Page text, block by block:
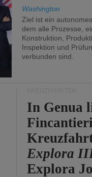
Washington
Ziel ist ein
dem alle Prozesse,
Konstruktion,
Inspektion und
verbunden sind.
In Genua
Explora
Explora